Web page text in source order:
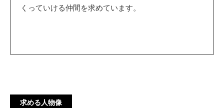
くっていける仲間を求めています。
求める人物像